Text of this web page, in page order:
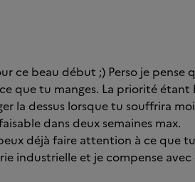
ce beau début ;) Perso je
que tu manges. La priorité
la dessus lorsque tu souffrira
dans deux semaines max.
déjà faire attention à ce que
industrielle et je compense